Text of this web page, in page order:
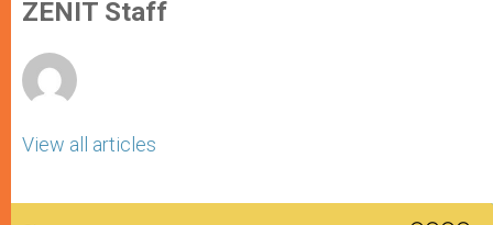
p e k
ZENIT Staff
View all articles